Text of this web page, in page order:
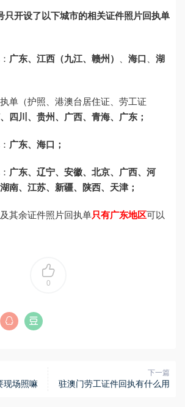
只开设了以下城市的相关证件照片回执单
广东、 江西（九江、赣州） 海口
湖
单（护照、港澳台居住证、劳工证
四川、贵州、广西、青海、广东；
广东、海口；
广东、辽宁、安徽、北京、广西、河
南、江苏、新疆、陕西、天津；
其余证件照片回执单只有广东地区 可以
0
现场照嘛
下一篇
驻澳门劳工证件回执有什么用